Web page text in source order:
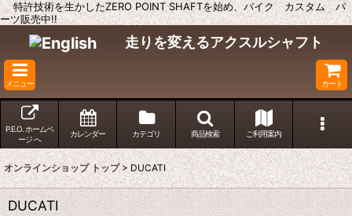
特許技術を生かしたZERO POINT SHAFTを始め、バイク カスタム パ
ーツ販売中!!
走りを変えるアクスルシャフト
メニュー カート
P.E.O. ホームペ
ージ へ
カレンダー カテゴリ 商品検索 ご利用案内
オンラインショップ トップ > DUCATI
DUCATI